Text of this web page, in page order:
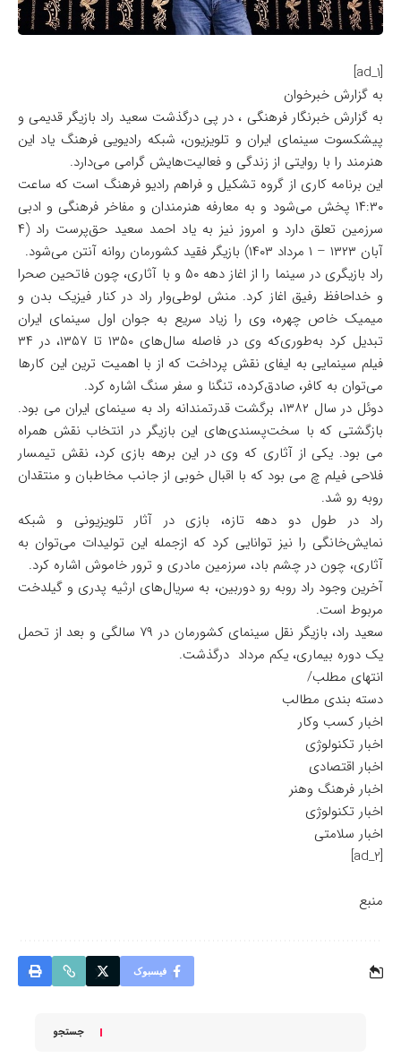
[ad_1]
به گزارش خبرخوان
به گزارش خبرنگار فرهنگی ، در پی درگذشت سعید راد بازیگر قدیمی و
پیشکسوت سینمای ایران و تلویزیون، شبکه رادیویی فرهنگ یاد این
هنرمند را با روایتی از زندگی و فعالیت‌هایش گرامی می‌دارد.
این برنامه کاری از گروه تشکیل و فراهم رادیو فرهنگ است که ساعت
۱۴:۳۰ پخش می‌شود و به معارفه هنرمندان و مفاخر فرهنگی و ادبی
سرزمین تعلق دارد و امروز نیز به یاد احمد سعید حق‌پرست راد (۴
آبان ۱۳۲۳ – ۱ مرداد ۱۴۰۳) بازیگر فقید کشورمان روانه آنتن می‌شود.
راد بازیگری در سینما را از اغاز دهه ۵۰ و با آثاری، چون فاتحین صحرا
و خداحافظ رفیق اغاز کرد. منش لوطی‌وار راد در کنار فیزیک بدن و
میمیک خاص چهره، وی را زیاد سریع به جوان اول سینمای ایران
تبدیل کرد به‌طوری‌که وی در فاصله سال‌های ۱۳۵۰ تا ۱۳۵۷، در ۳۴
فیلم سینمایی به ایفای نقش پرداخت که از با اهمیت ترین این کار‌ها
می‌توان به کافر، صادق‌کرده، تنگنا و سفر سنگ اشاره کرد.
دوئل در سال ۱۳۸۲، برگشت قدرتمندانه راد به سینمای ایران می بود.
بازگشتی که با سخت‌پسندی‌های این بازیگر در انتخاب نقش همراه
می بود. یکی از آثاری که وی در این برهه بازی کرد، نقش تیمسار
فلاحی فیلم چ می بود که با اقبال خوبی از جانب مخاطبان و منتقدان
روبه رو شد.
راد در طول دو دهه تازه، بازی در آثار تلویزیونی و شبکه
نمایش‌خانگی را نیز توانایی کرد که ازجمله این تولیدات می‌توان به
آثاری، چون در چشم باد، سرزمین مادری و ترور خاموش اشاره کرد.
آخرین وجود راد روبه رو دوربین، به سریال‌های ارثیه پدری و گیلدخت
مربوط است.
سعید راد، بازیگر نقل سینمای کشورمان در ۷۹ سالگی و بعد از تحمل
یک دوره بیماری، یکم مرداد درگذشت.
انتهای مطلب/
دسته بندی مطالب
اخبار کسب وکار
اخبار تکنولوژی
اخبار اقتصادی
اخبار فرهنگ وهنر
اخبار تکنولوژی
اخبار سلامتی
[ad_2]
منبع
فیسبوک
جستجو